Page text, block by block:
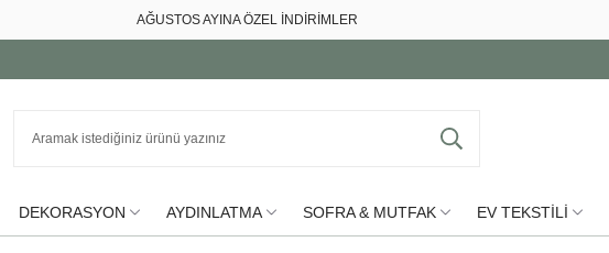
AĞUSTOS AYINA ÖZEL İNDİRİMLER
DEKORASYON AYDINLATMA SOFRA & MUTFAK EV TEKSTİLİ